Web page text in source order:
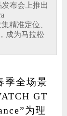
作者
布会上推出
精准定位、
成为马拉松
季全场景
GT
为理